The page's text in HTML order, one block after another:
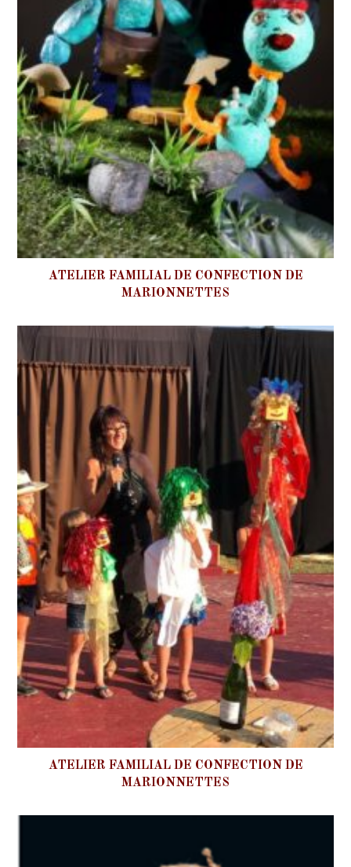
ATELIER FAMILIAL DE CONFECTION DE
MARIONNETTES
ATELIER FAMILIAL DE CONFECTION DE
MARIONNETTES